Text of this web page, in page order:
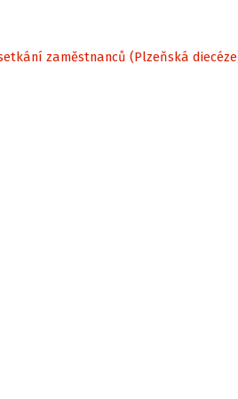
zaměstnanců (Plzeňská